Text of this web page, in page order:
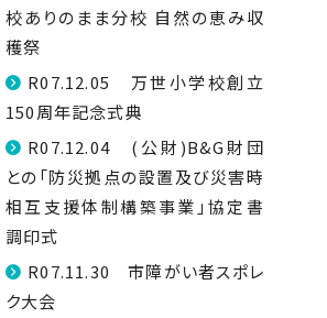
校ありのまま分校 自然の恵み収
穫祭
R07.12.05 万世小学校創立
150周年記念式典
R07.12.04 (公財)B&G財団
との「防災拠点の設置及び災害時
相互支援体制構築事業」協定書
調印式
R07.11.30 市障がい者スポレ
ク大会